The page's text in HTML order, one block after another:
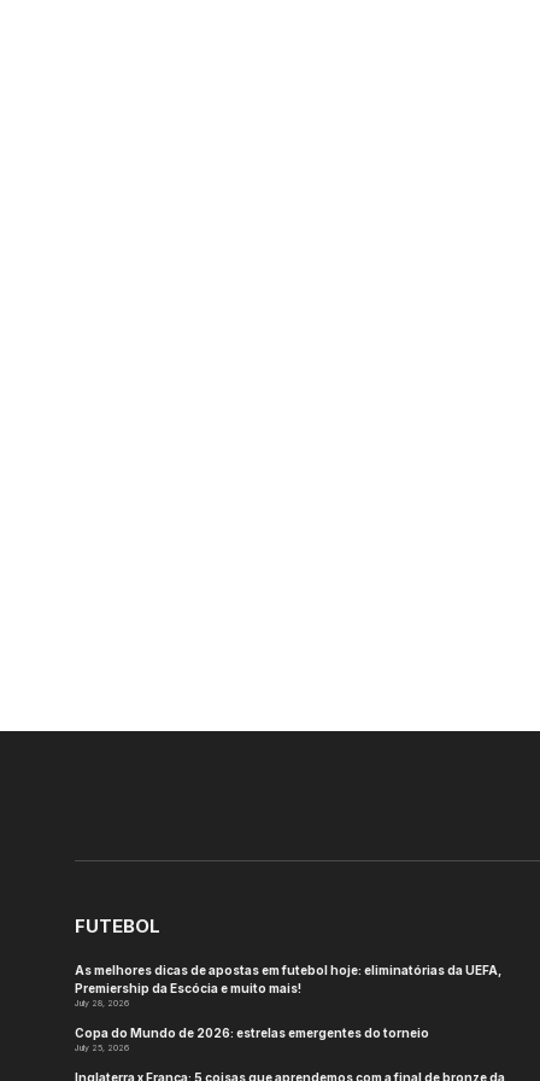
FUTEBOL
As melhores dicas de apostas em futebol hoje: eliminatórias da UEFA,
Premiership da Escócia e muito mais!
July 28, 2026
Copa do Mundo de 2026: estrelas emergentes do torneio
July 25, 2026
Inglaterra x França: 5 coisas que aprendemos com a final de bronze da